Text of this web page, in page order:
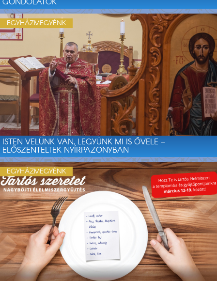
ISTEN VELÜNK VAN, LEGYÜNK MI IS ŐVELE –
ELŐSZENTELTEK NYÍRPAZONYBAN
EGYHÁZMEGYÉNK
EGYHÁZMEGYÉNK